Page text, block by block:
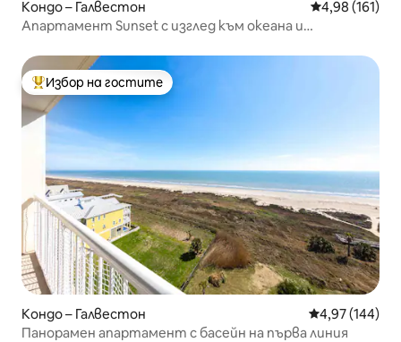
Кондо – Галвестон Средна
4,98 (161)
Апартамент Sunset с изглед към океана и
Най-популярен избор на гостите
Избор на гостите
Кондо – Галвестон Средна
4,97 (144)
Панорамен апартамент с басейн на първа линия